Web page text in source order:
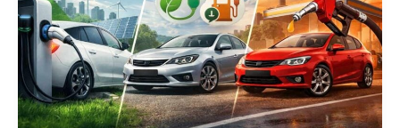
nel
mercato
dell’usato:
cosa
conviene
davvero?